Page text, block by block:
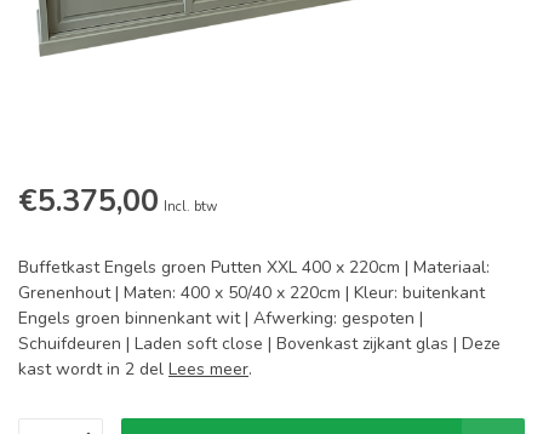
€5.375,00 Incl. btw
Buffetkast Engels groen Putten XXL 400 x 220cm | Materiaal:
Grenenhout | Maten: 400 x 50/40 x 220cm | Kleur: buitenkant
Engels groen binnenkant wit | Afwerking: gespoten |
Schuifdeuren | Laden soft close | Bovenkast zijkant glas | Deze
kast wordt in 2 del Lees meer.